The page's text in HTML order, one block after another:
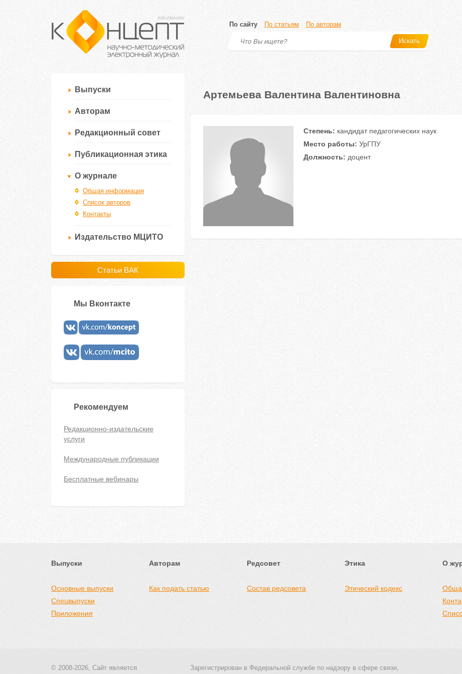
По сайту По статьям По авторам
Искать
Выпуски
Авторам
Редакционный совет
Публикационная этика
О журнале
Общая информация
Список авторов
Контакты
Издательство МЦИТО
Статьи ВАК
Мы Вконтакте
Рекомендуем
Редакционно-издательские
услуги
Международные публикации
Бесплатные вебинары
Артемьева Валентина Валентиновна
Степень: кандидат педагогических наук
Место работы: УрГПУ
Должность: доцент
Выпуски
Основные выпуски
Спецвыпуски
Приложения
Авторам
Как подать статью
Редсовет
Состав редсовета
Этика
Этический кодекс
О
© 2008-2026, Сайт является
Зарегистрирован в Федеральной службе по надзору в сфере связи,